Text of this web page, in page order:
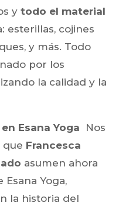
ytodo el material
esterillas, cojines
y más. Todo
por los
la calidad y la
Esana Yoga Nos
que Francesca
asumen ahora
Yoga,
la historia del